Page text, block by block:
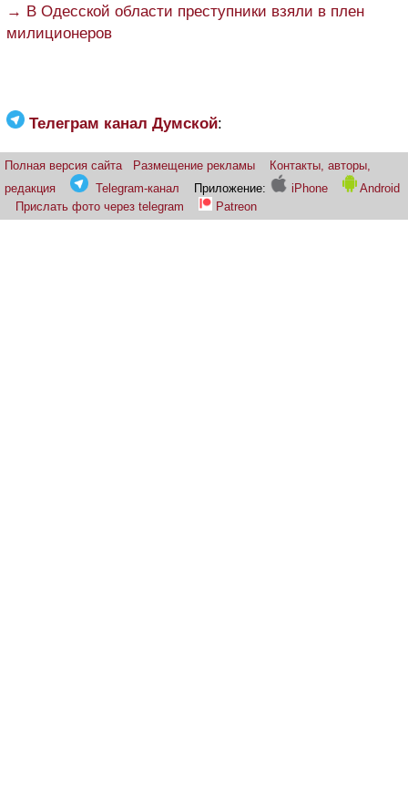
→ В Одесской области преступники взяли в плен
милиционеров
Телеграм канал Думской:
Полная версия сайта Размещение рекламы
Контакты, авторы,
редакция
Telegram-канал Приложение: iPhone
Android
Прислать фото через telegram
Patreon